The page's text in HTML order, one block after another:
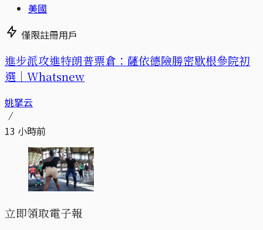
美國
僅限註冊用戶
進步派攻進特朗普票倉：薩依德險勝密歇根參院初
選｜Whatsnew
姚拏云
13 小時前
立即領取電子報